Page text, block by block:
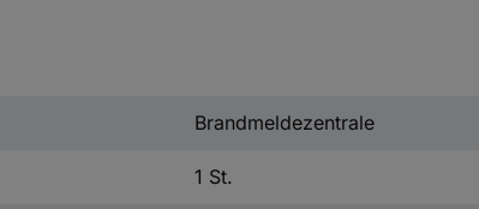
Brandmeldezentrale
1 St.